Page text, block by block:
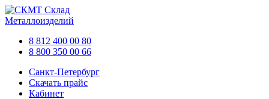
Склад
Металлоизделий
8 812 400 00 80
8 800 350 00 66
Санкт-Петербург
Скачать прайс
Кабинет